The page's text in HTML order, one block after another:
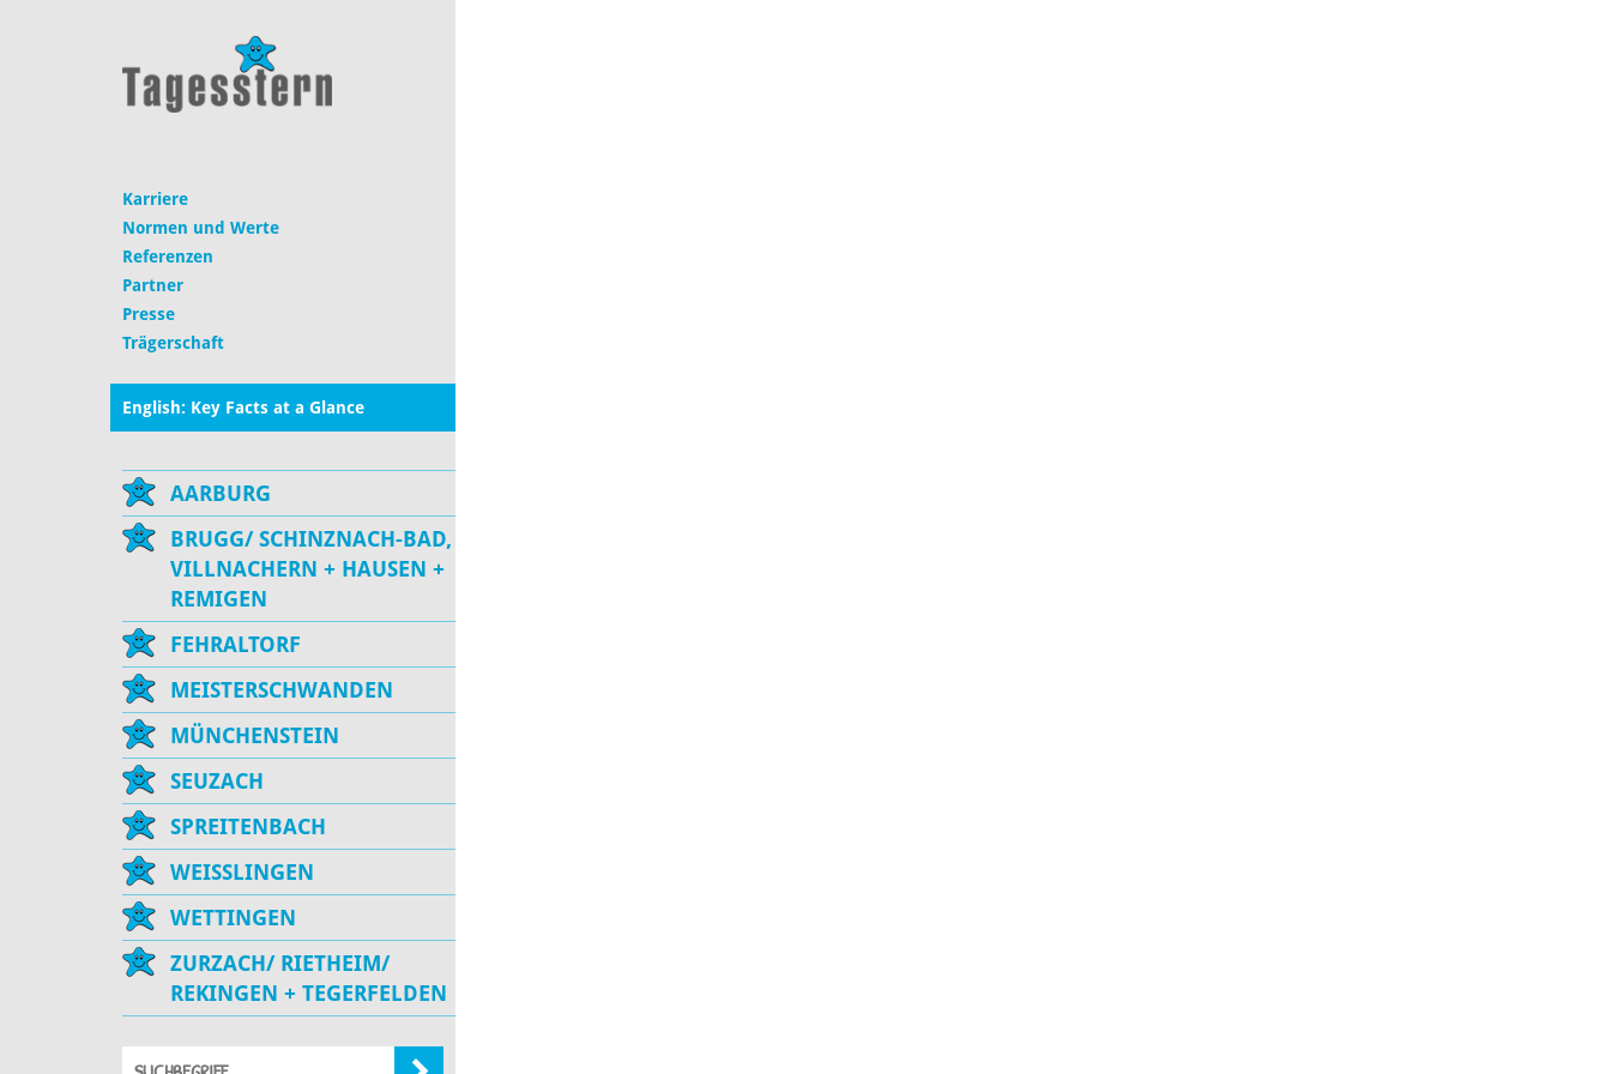
Karriere
Normen und Werte
Referenzen
Partner
Presse
Trägerschaft
English: Key Facts at a Glance
AARBURG
BRUGG/ SCHINZNACH-BAD,
VILLNACHERN + HAUSEN +
REMIGEN
FEHRALTORF
MEISTERSCHWANDEN
MÜNCHENSTEIN
SEUZACH
SPREITENBACH
WEISSLINGEN
WETTINGEN
ZURZACH/ RIETHEIM/
REKINGEN + TEGERFELDEN